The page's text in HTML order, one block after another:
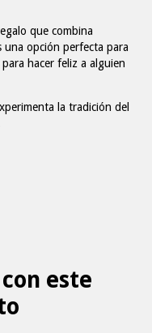
que combina
una opción perfecta para
hacer feliz a alguien
la tradición del
este